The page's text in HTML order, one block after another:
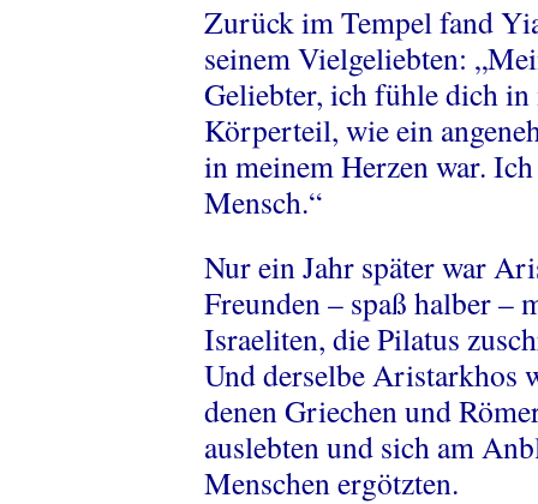
Zurück im Tempel fand
seinem Vielgeliebten:
Geliebter, ich fühle dich
Körperteil, wie ein
in meinem Herzen war.
Mensch.“
Nur ein Jahr später war
Freunden – spaß halber –
Israeliten, die Pilatus
Und derselbe Aristarkhos
denen Griechen und
auslebten und sich am
Menschen ergötzten.